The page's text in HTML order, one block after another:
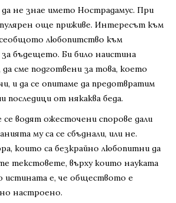
не знае името Нострадамус. При
още приживе. Интересът към
любопитство към
бъдещето. Би било наистина
да сме подготвени за това, което
и да се опитаме да предотвратим
последици от някаква беда.
се водят ожесточени спорове дали
му са се сбъднали, или не.
които са безкрайно любопитни да
текстовете, върху които науката
истината е, че обществото е
настроено.